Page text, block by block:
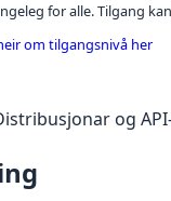
for alle. Tilgang
om tilgangsnivå her
og